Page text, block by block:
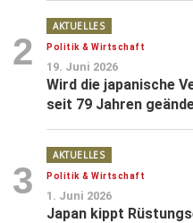
2
AKTUELLES
Politik & Wirtschaft
19. Juni 2026
Wird die japanische
seit 79 Jahren
3
AKTUELLES
Politik & Wirtschaft
1. Juni 2026
Japan kippt